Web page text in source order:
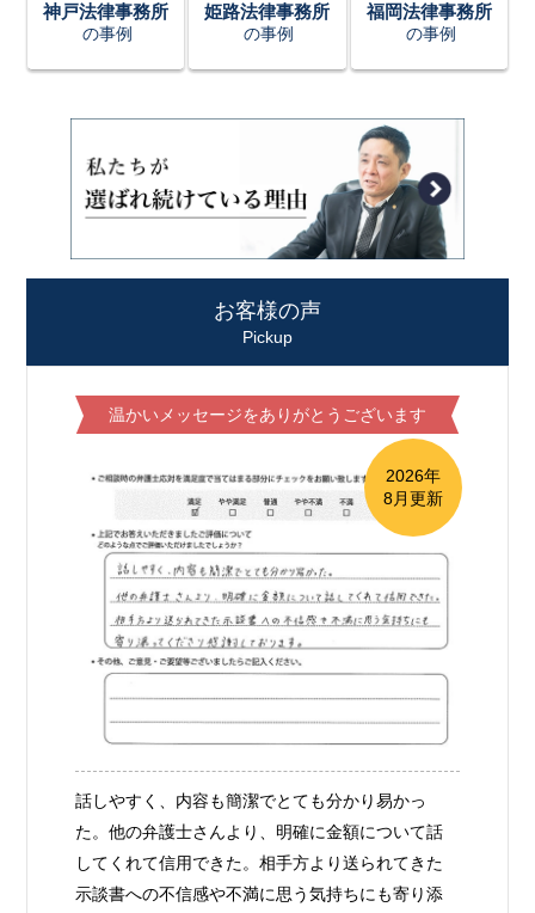
神戸法律事務所
の事例
姫路法律事務所
の事例
福岡法律事務所
の事例
お客様の声
Pickup
温かいメッセージをありがとうございます
2026年
8月更新
話しやすく、内容も簡潔でとても分かり易かっ
た。他の弁護士さんより、明確に金額について話
してくれて信用できた。相手方より送られてきた
示談書への不信感や不満に思う気持ちにも寄り添